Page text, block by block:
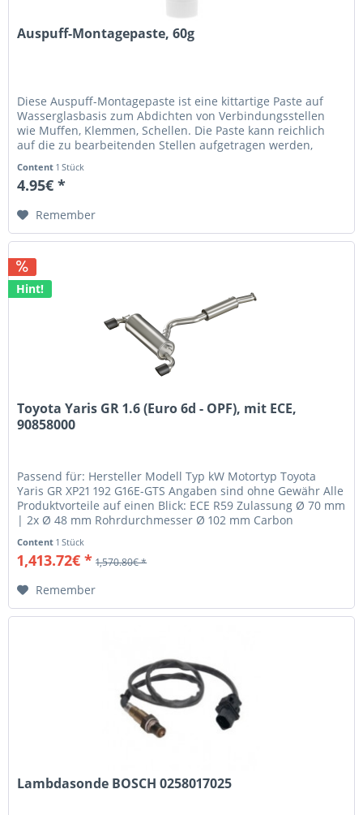
Auspuff-Montagepaste, 60g
Diese Auspuff-Montagepaste ist eine kittartige Paste auf
Wasserglasbasis zum Abdichten von Verbindungsstellen
wie Muffen, Klemmen, Schellen. Die Paste kann reichlich
auf die zu bearbeitenden Stellen aufgetragen werden,
Content1 Stück
4.95€ *
Remember
Hint!
Toyota Yaris GR 1.6 (Euro 6d - OPF), mit ECE,
90858000
Passend für: Hersteller Modell Typ kW Motortyp Toyota
Yaris GR XP21 192 G16E-GTS Angaben sind ohne Gewähr Alle
Produktvorteile auf einen Blick: ECE R59 Zulassung Ø 70 mm
| 2x Ø 48 mm Rohrdurchmesser Ø 102 mm Carbon
Content1 Stück
1,413.72€ * 1,570.80€ *
Remember
Lambdasonde BOSCH 0258017025